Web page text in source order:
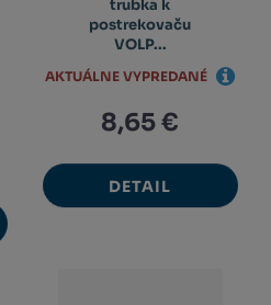
trubka k
postrekovaču
VOLP...
8,65 €
DETAIL
AKTUÁLNE VYPREDANÉ